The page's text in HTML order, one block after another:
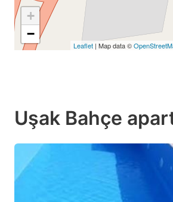
+
−
Leaflet | Map data ©
Uşak Bahçe